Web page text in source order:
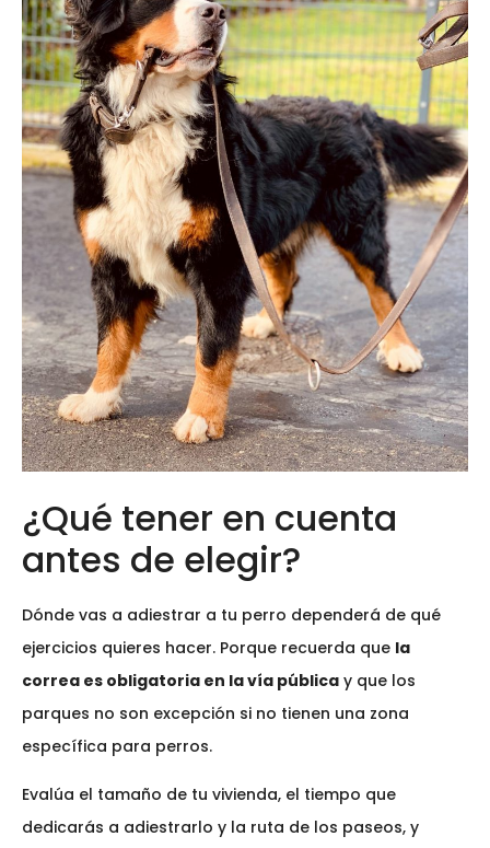
¿Qué tener en cuenta
antes de elegir?
Dónde vas a adiestrar a tu perro dependerá de qué
ejercicios quieres hacer. Porque recuerda que la
correa es obligatoria en la vía pública y que los
parques no son excepción si no tienen una zona
específica para perros.
Evalúa el tamaño de tu vivienda, el tiempo que
dedicarás a adiestrarlo y la ruta de los paseos, y